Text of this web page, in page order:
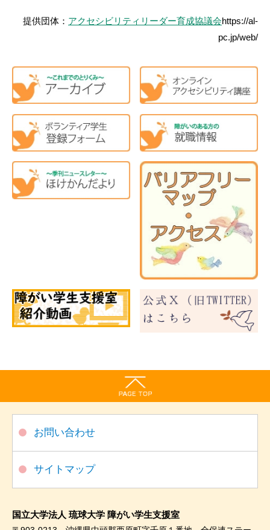
提供団体： アクセシビリティリーダー育成協議会https://al-
pc.jp/web/
お問い合わせ
サイトマップ
国立大学法人 琉球大学 障がい学生支援室